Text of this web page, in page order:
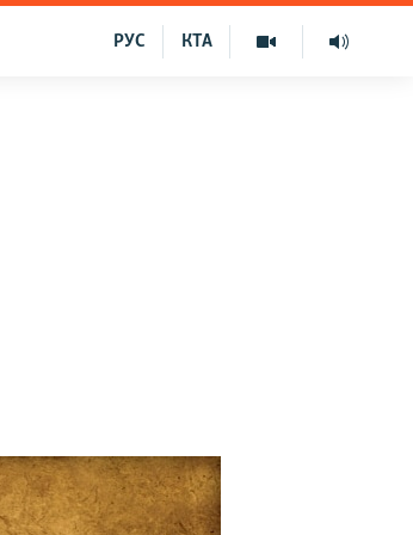
КТА
РУС